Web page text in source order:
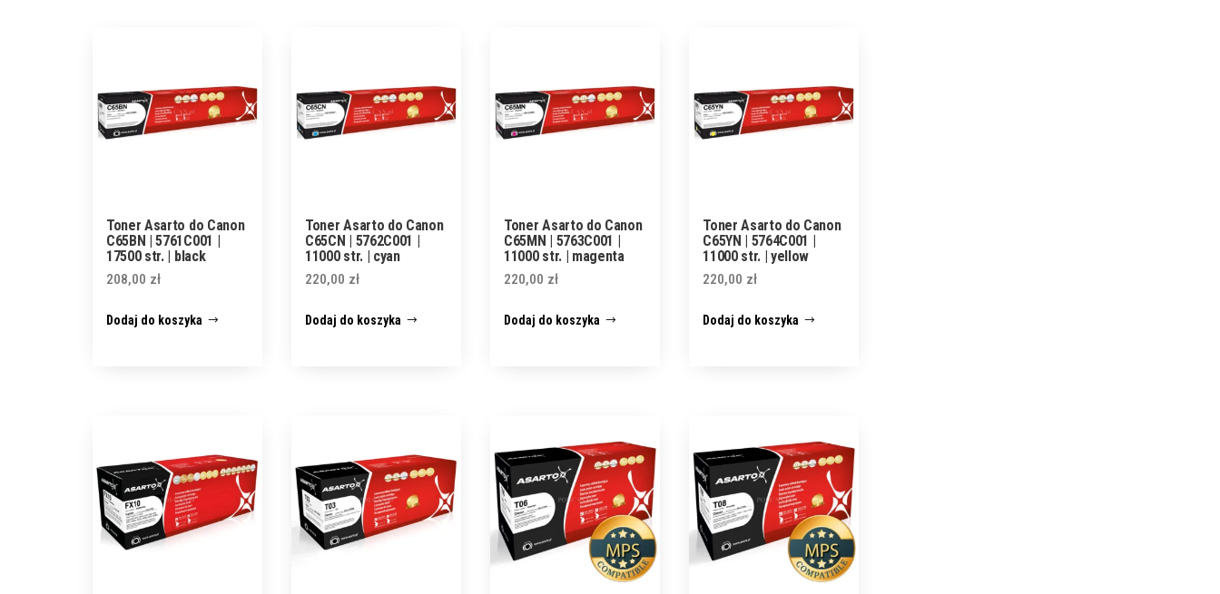
Toner Asarto do Canon
C65BN | 5761C001 |
17500 str. | black
208,00 zł
Dodaj do koszyka
Toner Asarto do Canon
C65CN | 5762C001 |
11000 str. | cyan
220,00 zł
Dodaj do koszyka
Toner Asarto do Canon
C65MN | 5763C001 |
11000 str. | magenta
220,00 zł
Dodaj do koszyka
Toner Asarto do Canon
C65YN | 5764C001 |
11000 str. | yellow
220,00 zł
Dodaj do koszyka